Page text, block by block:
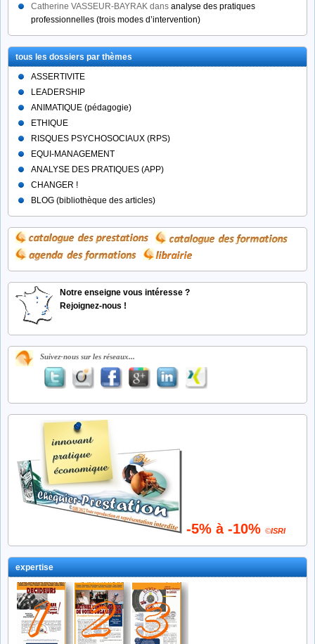
Catherine VASSEUR-BAYRAK dans analyse des pratiques
professionnelles (trois modes d’intervention)
tous les dossiers par thèmes
ASSERTIVITE
LEADERSHIP
ANIMATIQUE (pédagogie)
ETHIQUE
RISQUES PSYCHOSOCIAUX (RPS)
EQUI-MANAGEMENT
ANALYSE DES PRATIQUES (APP)
CHANGER !
BLOG (bibliothèque des articles)
Notre enseigne vous intéresse ?
Rejoignez-nous !
Suivez-nous sur les réseaux...
-5% à -10% ©ISRI
expertise